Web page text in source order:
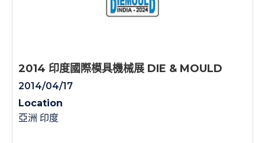
2014 印度國際模具機械展 DIE & MOULD
2014/04/17
Location
亞洲 印度